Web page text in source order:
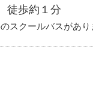
徒歩約１分
スクールバスがあり